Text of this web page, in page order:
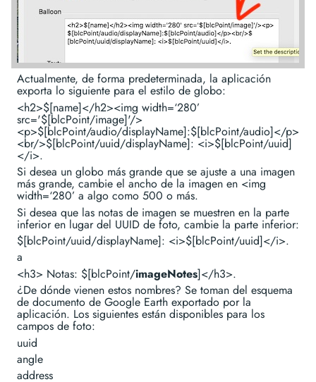
Actualmente, de forma predeterminada, la aplicación
exporta lo siguiente para el estilo de globo:
<h2>$[name]</h2><img width=‘280’
src='$[blcPoint/image]'/>
<p>$[blcPoint/audio/displayName]:$[blcPoint/audio]</p>
<br/>$[blcPoint/uuid/displayName]: <i>$[blcPoint/uuid]
</i>.
Si desea un globo más grande que se ajuste a una imagen
más grande, cambie el ancho de la imagen en <img
width=‘280’ a algo como 500 o más.
Si desea que las notas de imagen se muestren en la parte
inferior en lugar del UUID de foto, cambie la parte inferior:
$[blcPoint/uuid/displayName]: <i>$[blcPoint/uuid]</i>.
a
<h3> Notas: $[blcPoint/imageNotes]</h3>.
¿De dónde vienen estos nombres? Se toman del esquema
de documento de Google Earth exportado por la
aplicación. Los siguientes están disponibles para los
campos de foto:
uuid
angle
address